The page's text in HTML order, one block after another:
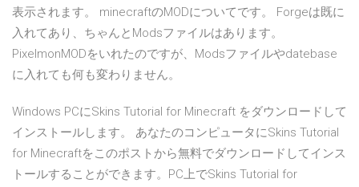
表示されます。 minecraftのMODについてです。 Forgeは既に
入れてあり、ちゃんとModsファイルはあります。
PixelmonMODをいれたのですが、Modsファイルやdatebase
に入れても何も変わりません。
Windows PCにSkins Tutorial for Minecraft をダウンロードして
インストールします。 あなたのコンピュータにSkins Tutorial
for Minecraftをこのポストから無料でダウンロードしてインス
トールすることができます。PC上でSkins Tutorial for